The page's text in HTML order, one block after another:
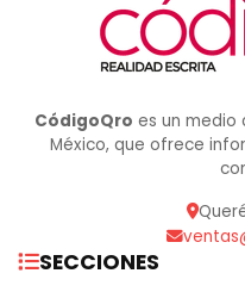
CódigoQro es un medio
México, que ofrece
SECCIONES